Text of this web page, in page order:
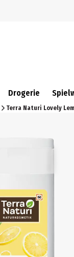
Drogerie
Terra Naturi Lovely